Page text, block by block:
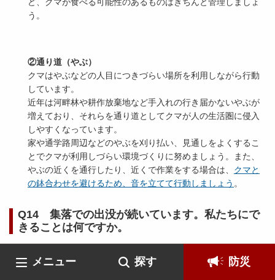
メニュー 探す 防災
ど、クマが食べる可能性のあるものはきちんと管理しましょ
う。
②通り道（やぶ）
クマはやぶなどの人目につきづらい場所を利用しながら行動
しています。
近年は河畔林や耕作放棄地など手入れの行き届かないやぶが
増えており、それらを通り道としてクマが人の生活圏に侵入
しやすくなっています。
家や通学路周辺などのやぶを刈り払い、見通しをよくするこ
とでクマが利用しづらい環境づくりに努めましょう。また、
やぶの近くを通行したり、近くで作業をする場合は、 クマと
の鉢合わせを避けるため、音を立てて行動しましょう 。
Q14 集落での出没が続いています。私たちにで
きることは何ですか。
Q12のとおり、クマが食べる可能性のあるものをきちんと管